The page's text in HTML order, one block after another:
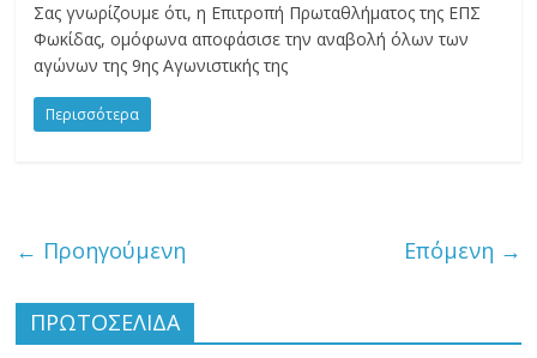
Σας γνωρίζουμε ότι, η Επιτροπή Πρωταθλήματος της ΕΠΣ
Φωκίδας, ομόφωνα αποφάσισε την αναβολή όλων των
αγώνων της 9ης Αγωνιστικής της
Περισσότερα
← Προηγούμενη Επόμενη →
ΠΡΩΤΟΣΕΛΙΔΑ